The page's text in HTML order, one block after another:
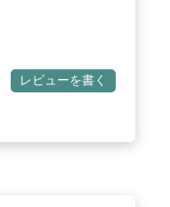
レビューを書く